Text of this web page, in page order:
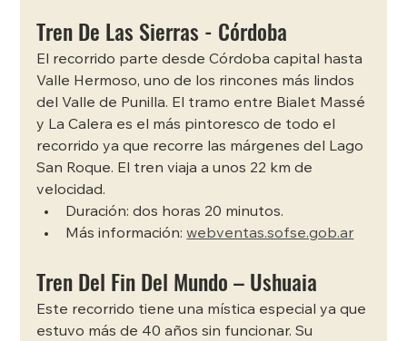
Tren De Las Sierras - Córdoba
El recorrido parte desde Córdoba capital hasta
Valle Hermoso, uno de los rincones más lindos
del Valle de Punilla. El tramo entre Bialet Massé
y La Calera es el más pintoresco de todo el
recorrido ya que recorre las márgenes del Lago
San Roque. El tren viaja a unos 22 km de
velocidad.
Duración: dos horas 20 minutos.
Más información: webventas.sofse.gob.ar
Tren Del Fin Del Mundo – Ushuaia
Este recorrido tiene una mística especial ya que
estuvo más de 40 años sin funcionar. Su